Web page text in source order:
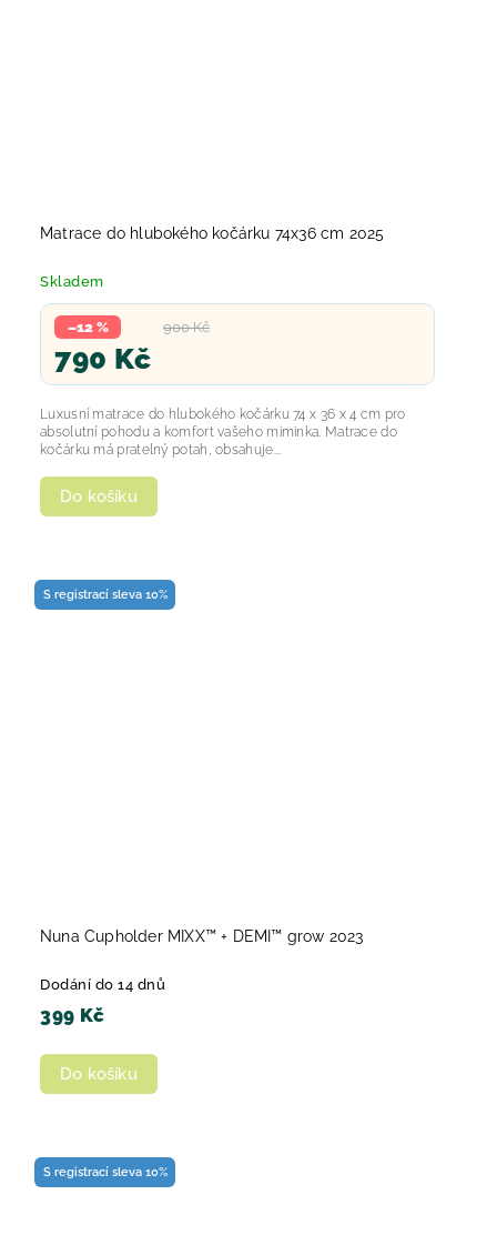
Matrace do hlubokého kočárku 74x36 cm 2025
Skladem
900 Kč
–12 %
790 Kč
Do košíku
Luxusní matrace do hlubokého kočárku 74 x 36 x 4 cm pro
absolutní pohodu a komfort vašeho miminka. Matrace do
kočárku má pratelný potah, obsahuje...
S registrací sleva 10%
Nuna Cupholder MIXX™ + DEMI™ grow 2023
Dodání do 14 dnů
399 Kč
Do košíku
S registrací sleva 10%